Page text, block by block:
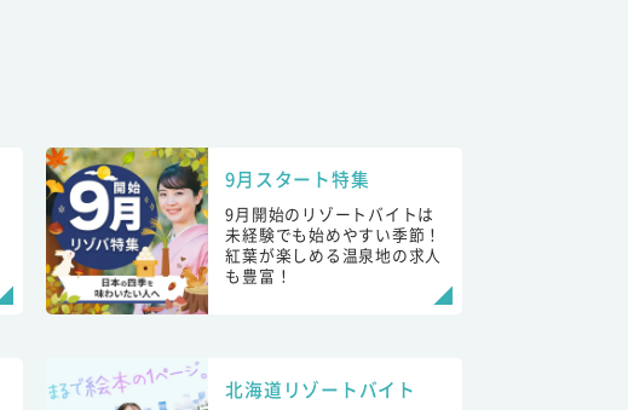
9月スタート特集
9月開始のリゾートバイトは
未経験でも始めやすい季節！
紅葉が楽しめる温泉地の求人
も豊富！
北海道リゾートバイト